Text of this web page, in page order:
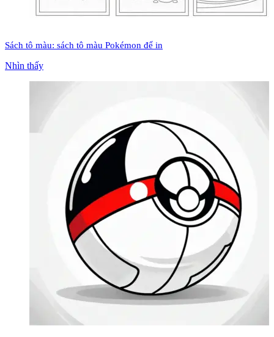
Sách tô màu: sách tô màu Pokémon để in
Nhìn thấy